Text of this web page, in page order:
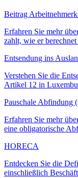
Beitrag
Erfahren Sie mehr
zahlt, wie er
Entsendung ins
Verstehen Sie die
Artikel 12 in
Pauschale Abfindung
Erfahren Sie mehr
eine obligatorische
HORECA
Entdecken Sie die
einschließlich